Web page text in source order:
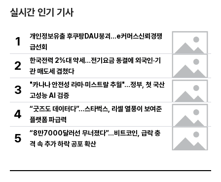
실시간 인기 기사
1
개인정보유출 후쿠팡DAU붕괴…e커머스신뢰경쟁
급선회
2
한국전력 2%대 약세…전기요금 동결에 외국인·기
관 매도세 겹쳤다
3
"카나나 안전성 라마·미스트랄 추월"…정부, 첫 국산
고성능 AI 검증
4
“굿즈도 데이터다”…스타벅스, 리셀 열풍이 보여준
플랫폼 파급력
5
“8만7000달러선 무너졌다”…비트코인, 급락 충
격 속 추가 하락 공포 확산